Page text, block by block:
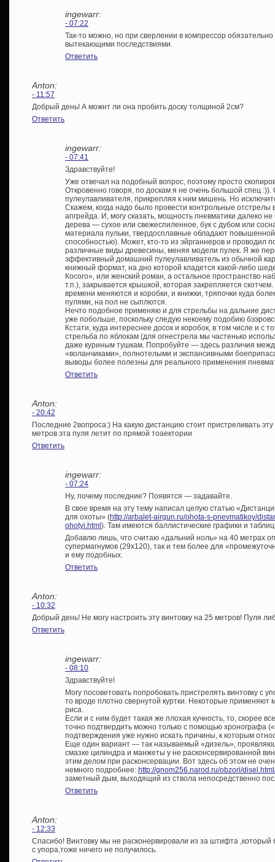
ingewarr:
- 07:22
Так-то можно, но при сверлении в компрессор
вытекающими последствиями.
Ответить
Anton:
- 11:57
Добрый день! А можнт ли она пробить доску толщиной 2см?
Ответить
ingewarr:
- 07:41
Здравствуйте!
Уже отвечал на подобный вопрос, поэтому просто
Откровенно говоря, по доскам я не очень большой спец :)).
пулеулавливателя, прикрепляя к ним мишень. Но
Скажем, когда надо было провести контрольные отстрелы
апгрейда. И, могу сказать, мощность пневматики далеко
дерева — сухое или свежеспиленное, бук с дубом или
материала пульки, твердосплавные обладают
способностью). Может, кто-то из эйрганнеров и проводил
различные виды древесины, меняя модели пулек. Я же
эффективный домашний пулеулавливатель из обычной
книжный формат, на дно которой кладется какой-либо
Косого», или женский роман, а остальное пространство
т.п.), закрывается крышкой, которая закрепляется
времени меняются и коробки, и книжки, тряпочки куда
пулями, на пол не сыплются.
Нечто подобное применяю и для стрельбы на дальние
уже побольше, поскольку следую некоему подобию
Кстати, куда интереснее досок и коробок, в том числе и с
стрельба по яблокам (для огнестрела мы частенько
даже куриным тушкам. Попробуйте — здесь различия
«воланчиками», полнотелыми и экспансивными
выводы более полезны для реального применения
Ответить
Anton:
- 20:42
Последние 2вопроса:) На какую дистанцию стоит пристреливать эту
метров эта пуля летит по прямой тоаектории
Ответить
ingewarr:
- 07:24
Ну, почему последние? Появятся — задавайте.
В свое время на эту тему написал целую статью
для охоты» (http://arbalet-airgun.ru/ohota-s-pnevmatikoy/
ohotyi.html ). Там имеются баллистические графики и
Добавлю лишь, что считаю «дальний ноль» на 40 метрах
супермагнумов (29х120), так и тем более для
и ему подобных.
Ответить
Anton:
- 10:32
Добрый день! Не могу настроить эту винтовку на 25 метров! Пуля
Ответить
ingewarr:
- 08:10
Здравствуйте!
Могу посоветовать попробовать пристрелять винтовку с
то вроде плотно свернутой куртки. Некоторые применяют
риса.
Если и с ним будет такая же плохая кучность, то, скорее
точно подтвердить можно только с помощью хронографа
подтверждения уже нужно искать причины, к которым
Еще один вариант — так называемый «дизель»,
смазке цилиндра и манжеты у не расконсервированной
этим делом при расконсервации. Вот здесь об этом не
немного подробнее: http://gnom256.narod.ru/obzori/
заметный дым, выходящий из ствола непосредственно
Ответить
Anton:
- 12:33
Спасибо! Винтовку мы не расконервировали из за штифта
с упора,тоже ничего не получилось.